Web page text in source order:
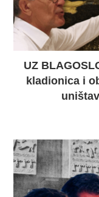
UZ
kladionica i